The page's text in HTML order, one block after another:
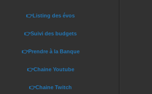
👉Listing des évos
👉Suivi des budgets
👉Prendre à la Banque
👉Chaine Youtube
👉Chaine Twitch